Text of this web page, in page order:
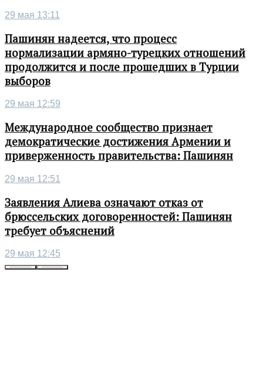
29 мая 13:11
Пашинян надеется, что процесс
нормализации армяно-турецких отношений
продолжится и после прошедших в Турции
выборов
29 мая 12:59
Международное сообщество признает
демократические достижения Армении и
приверженность правительства: Пашинян
29 мая 12:51
Заявления Алиева означают отказ от
брюссельских договоренностей: Пашинян
требует объяснений
29 мая 12:45